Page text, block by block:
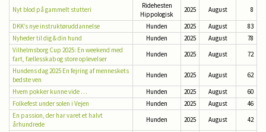
Nyt blod på gammelt stutteri
Ridehesten
Hippologisk
2025 August
8
DKK’s nye instruktøruddannelse
Hunden 2025 August
83
Nyheder til dig & din hund
Hunden 2025 August
78
Vilhelmsborg Cup 2025: En weekend med
fart, fællesskab og store oplevelser
Hunden 2025 August
72
Hundens dag 2025 En fejring af menneskets
bedste ven
Hunden 2025 August
62
Hvem pokker kunne vide …
Hunden 2025 August
60
Folkefest under solen i Vejen
Hunden 2025 August
46
En passion, der har varet et halvt
århundrede
Hunden 2025 August
42